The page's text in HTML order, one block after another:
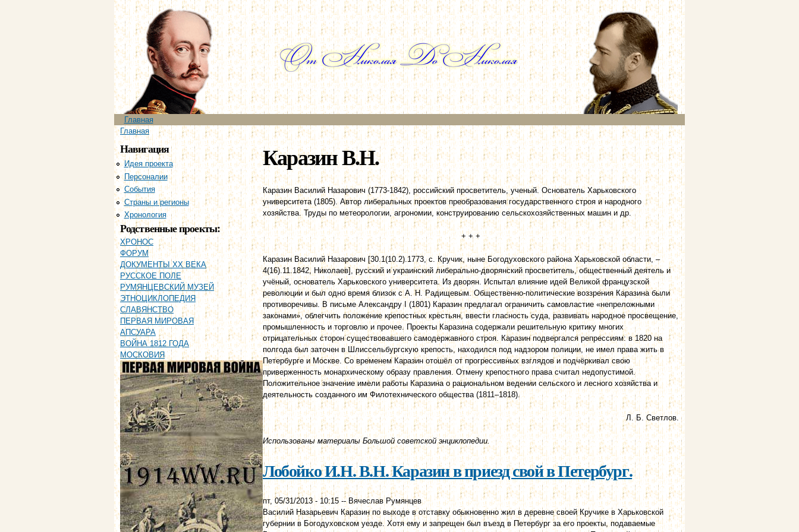
Перейти к
основному
содержанию
Главное меню
Главная
Вы здесь
Главная
Навигация
Идея проекта
Персоналии
События
Страны и регионы
Хронология
Родственные проекты:
ХРОНОС
ФОРУМ
ДОКУМЕНТЫ XX ВЕКА
РУССКОЕ ПОЛЕ
РУМЯНЦЕВСКИЙ МУЗЕЙ
ЭТНОЦИКЛОПЕДИЯ
СЛАВЯНСТВО
ПЕРВАЯ МИРОВАЯ
АПСУАРА
ВОЙНА 1812 ГОДА
МОСКОВИЯ
Каразин В.Н.
Каразин Василий Назарович (1773-1842), российский просветитель, ученый. Основатель Харьковского
университета (1805). Автор либеральных проектов преобразования государственного строя и народного
хозяйства. Труды по метеорологии, агрономии, конструированию сельскохозяйственных машин и др.
+ + +
Каразин Василий Назарович [30.1(10.2).1773, с. Кручик, ныне Богодуховского района Харьковской области, ‒
4(16).11.1842, Николаев], русский и украинский либерально-дворянский просветитель, общественный деятель и
учёный, основатель Харьковского университета. Из дворян. Испытал влияние идей Великой французской
революции и был одно время близок с А. Н. Радищевым. Общественно-политические воззрения Каразина были
противоречивы. В письме Александру I (1801) Каразин предлагал ограничить самовластие «непреложными
законами», облегчить положение крепостных крестьян, ввести гласность суда, развивать народное просвещение,
промышленность и торговлю и прочее. Проекты Каразина содержали решительную критику многих
отрицательных сторон существовавшего самодержавного строя. Каразин подвергался репрессиям: в 1820 на
полгода был заточен в Шлиссельбургскую крепость, находился под надзором полиции, не имел права жить в
Петербурге и Москве. Со временем Каразин отошёл от прогрессивных взглядов и подчёркивал свою
приверженность монархическому образу правления. Отмену крепостного права считал недопустимой.
Положительное значение имели работы Каразина о рациональном ведении сельского и лесного хозяйства и
деятельность созданного им Филотехнического общества (1811‒1818).
Л. Б. Светлов.
Использованы материалы Большой советской энциклопедии.
Лобойко И.Н. В.Н. Каразин в приезд свой в Петербург.
пт, 05/31/2013 - 10:15-- Вячеслав Румянцев
Василий Назарьевич Каразин по выходе в отставку обыкновенно жил в деревне своей Кручике в Харьковской
губернии в Богодуховском уезде. Хотя ему и запрещен был въезд в Петербург за его проекты, подаваемые